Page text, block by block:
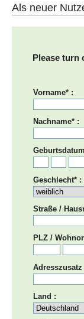
Als neuer
Please
Vorname* :
Nachname* :
Geschlecht* :
Straße /
PLZ /
Land :